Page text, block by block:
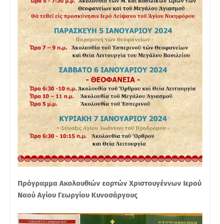
Πρόγραμμα Ακολουθιών εορτών Χριστουγέννων Ιερού
Ναού Αγίου Γεωργίου Κυνοσάργους